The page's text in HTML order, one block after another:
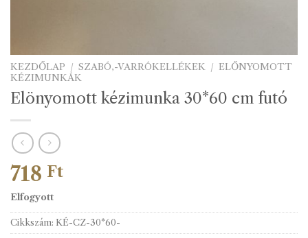
KEZDŐLAP / SZABÓ,-VARRÓKELLÉKEK / ELŐNYOMOTT
KÉZIMUNKÁK
Elönyomott kézimunka 30*60 cm futó
718 Ft
Elfogyott
Cikkszám: KÉ-CZ-30*60-